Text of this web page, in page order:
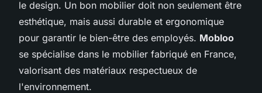
le design. Un bon mobilier doit non seulement être
esthétique, mais aussi durable et ergonomique
pour garantir le bien-être des employés. Mobloo
se spécialise dans le mobilier fabriqué en France,
valorisant des matériaux respectueux de
l'environnement.